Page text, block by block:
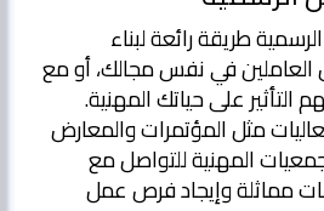
طريقة رائعة لبناء
في نفس مجالك، أو مع
على حياتك المهنية.
مثل المؤتمرات والمعارض
المهنية للتواصل مع
مماثلة وإيجاد فرص عمل